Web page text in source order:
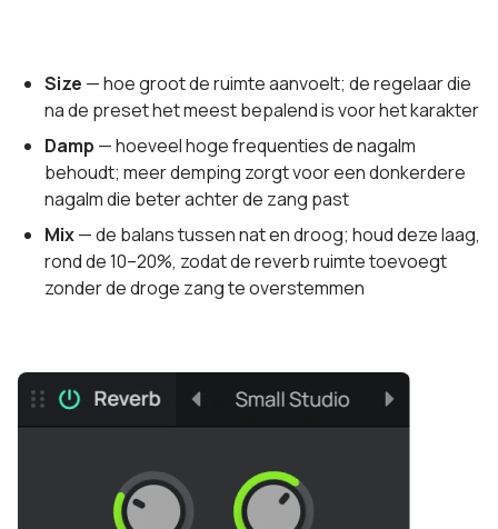
Size — hoe groot de ruimte aanvoelt; de regelaar die
na de preset het meest bepalend is voor het karakter
Damp — hoeveel hoge frequenties de nagalm
behoudt; meer demping zorgt voor een donkerdere
nagalm die beter achter de zang past
Mix— de balans tussen nat en droog; houd deze laag,
rond de 10–20%, zodat de reverb ruimte toevoegt
zonder de droge zang te overstemmen